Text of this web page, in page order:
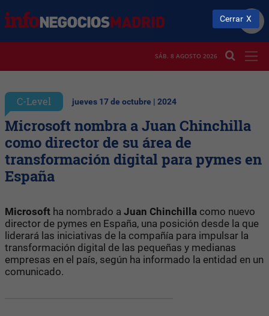
SÁB. 8 AGOSTO 2026
C-Level jueves 17 de octubre | 2024
Microsoft nombra a Juan Chinchilla
como director de su área de
transformación digital para pymes en
España
Microsoft ha nombrado a Juan Chinchilla como nuevo
director de pymes en España, una posición desde la que
liderará las iniciativas de la compañía para impulsar la
transformación digital de las pequeñas y medianas
empresas en el país, según ha informado la entidad en un
comunicado.
Cerrar